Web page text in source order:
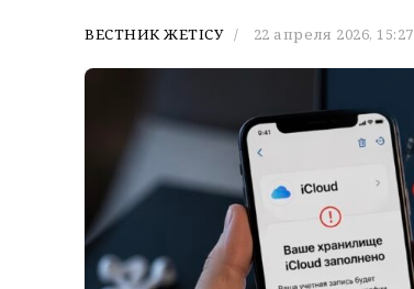
ВЕСТНИК ЖЕТІСУ 22 апреля 2026, 15:27